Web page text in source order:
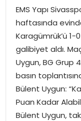
MAGAZIN
EMS Yapı
haftasında
Karagümrük’ü
galibiyet aldı.
Uygun, BG Grup
basın
Bülent Uygun:
Puan Kadar
Bülent Uygun,